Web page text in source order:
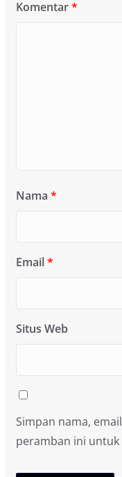
Komentar*
Nama *
Email*
Situs Web
Simpan nama,
peramban ini